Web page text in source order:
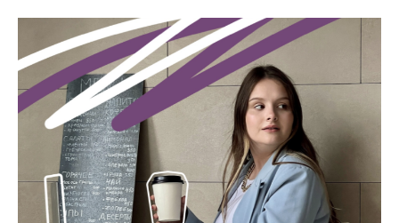
адрес: 198095, г. Санкт-Петербург, ул. Промышленная, д.
21, стр. 1 +78006003198. Использование сайта означает
согласие с Пользовательским соглашением
Политикой
конфиденциальности